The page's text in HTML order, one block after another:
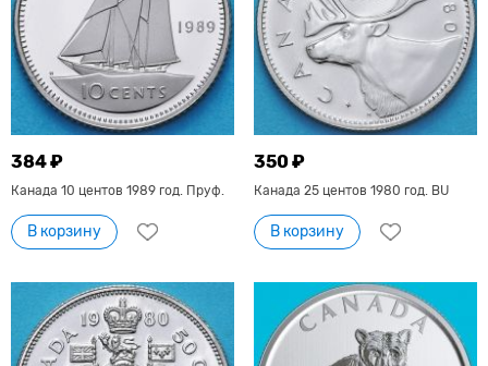
384 ₽
Канада 10 центов 1989 год. Пруф.
В корзину
350 ₽
Канада 25 центов 1980 год. BU
В корзину